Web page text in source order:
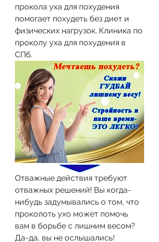
прокола уха для похудения
помогает похудеть без диет и
физических нагрузок. Клиника по
проколу уха для похудения в
СПб.
Отважные действия требуют
отважных решений! Вы когда-
нибудь задумывались о том, что
проколоть ухо может помочь
вам в борьбе с лишним весом?
Да-да, вы не ослышались!